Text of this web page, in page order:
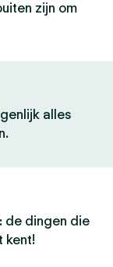
zijn om
alles
de dingen die
kent!